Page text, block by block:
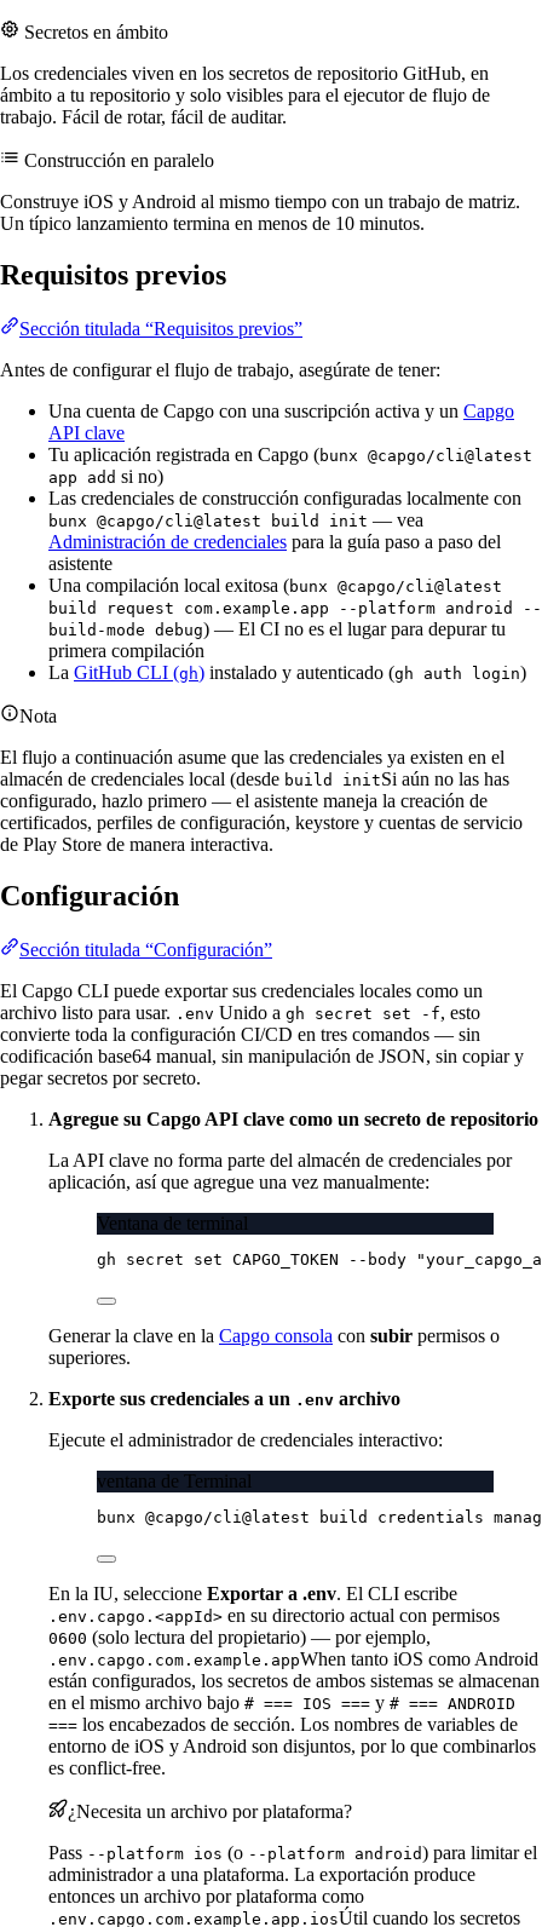
Secretos en ámbito
Los credenciales viven en los secretos de repositorio GitHub, en
ámbito a tu repositorio y solo visibles para el ejecutor de flujo de
trabajo. Fácil de rotar, fácil de auditar.
Construcción en paralelo
Construye iOS y Android al mismo tiempo con un trabajo de matriz.
Un típico lanzamiento termina en menos de 10 minutos.
Requisitos previos
Sección titulada “Requisitos previos”
Antes de configurar el flujo de trabajo, asegúrate de tener:
Una cuenta de Capgo con una suscripción activa y un Capgo
API clave
Tu aplicación registrada en Capgo (bunx @capgo/cli@latest
app add si no)
Las credenciales de construcción configuradas localmente con
bunx @capgo/cli@latest build init — vea
Administración de credenciales para la guía paso a paso del
asistente
Una compilación local exitosa (bunx @capgo/cli@latest
build request com.example.app --platform android --
build-mode debug) — El CI no es el lugar para depurar tu
primera compilación
La GitHub CLI (gh) instalado y autenticado (gh auth login)
Nota
El flujo a continuación asume que las credenciales ya existen en el
almacén de credenciales local (desde build initSi aún no las has
configurado, hazlo primero — el asistente maneja la creación de
certificados, perfiles de configuración, keystore y cuentas de servicio
de Play Store de manera interactiva.
Configuración
Sección titulada “Configuración”
El Capgo CLI puede exportar sus credenciales locales como un
archivo listo para usar. .env Unido a gh secret set -f, esto
convierte toda la configuración CI/CD en tres comandos — sin
codificación base64 manual, sin manipulación de JSON, sin copiar y
pegar secretos por secreto.
Agregue su Capgo API clave como un secreto de repositorio
La API clave no forma parte del almacén de credenciales por
aplicación, así que agregue una vez manualmente:
Ventana de terminal
gh secret set CAPGO_TOKEN --body
Generar la clave en la Capgo consola con subir permisos o
superiores.
Exporte sus credenciales a un .env archivo
Ejecute el administrador de credenciales interactivo:
ventana de Terminal
bunx @capgo/cli@latest build credentials
En la IU, seleccione Exportar a .env. El CLI escribe
.env.capgo.<appId> en su directorio actual con permisos
0600 (solo lectura del propietario) — por ejemplo,
.env.capgo.com.example.appWhen tanto iOS como Android
están configurados, los secretos de ambos sistemas se almacenan
en el mismo archivo bajo # === IOS === y # === ANDROID
=== los encabezados de sección. Los nombres de variables de
entorno de iOS y Android son disjuntos, por lo que combinarlos
es conflict-free.
¿Necesita un archivo por plataforma?
Pass --platform ios (o --platform android) para limitar el
administrador a una plataforma. La exportación produce
entonces un archivo por plataforma como
.env.capgo.com.example.app.iosÚtil cuando los secretos